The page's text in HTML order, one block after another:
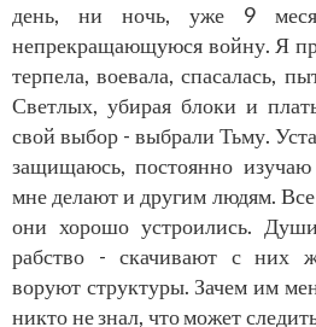
день, ни ночь, уже 9
непрекращающуюся войну. Я
терпела, воевала, спасалась,
Светлых, убирая блоки и
свой выбор - выбрали Тьму.
защищаюсь, постоянно
мне делают и другим людям.
они хорошо устроились.
рабство - скачивают с них
воруют структуры. Зачем им
никто не знал, что может